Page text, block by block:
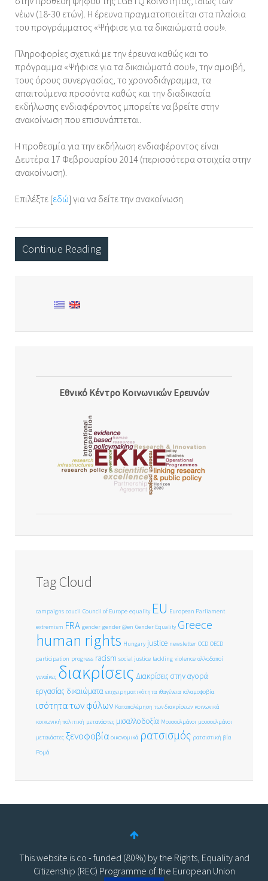
νέων (18-30 ετών). Η έρευνα πραγματοποιείται στα πλαίσια
του προγράμματος «Ψήφισε για τα δικαιώματά σου!».
Πληροφορίες σχετικά με την έρευνα καθώς και το
πρόγραμμα «Ψήφισε για τα δικαιώματά σου!», την αμοιβή,
τους όρους συνεργασίας, το χρονοδιάγραμμα, τα
απαιτούμενα προσόντα καθώς και την διαδικασία
εκδήλωσης ενδιαφέροντος μπορείτε να βρείτε στην
ανακοίνωση που επισυνάπτεται.
Η προθεσμία για την εκδήλωση ενδιαφέροντος είναι
Δευτέρα 17 Φεβρουαρίου 2014 (περισσότερα στοιχεία στην
ανακοίνωση).
Επιλέξτε [εδώ] για να δείτε την ανακοίνωση
Continue Reading
Εθνικό Κέντρο Κοινωνικών Ερευνών
Tag Cloud
campaigns coucil Council of Europe equality EU European Parliament
extremism FRA gender gender @en Gender Equality Greece
human rights Hungary justice newsletter OCD OECD
participation progress racism social justice tackling violence αλλοδαποί
γυναίκες διακρίσεις Διακρίσεις στην αγορά
εργασίας δικαιώματα επιχειρηματικότητα ιθαγένεια ισλαμοφοβία
ισότητα των φύλων Καταπολέμηση των διακρίσεων κοινωνικά
κοινωνική πολιτική μετανάστες μισαλλοδοξία Μουσουλμάνοι μουσουλμάνοι
μετανάστες ξενοφοβία οικονομικά ρατσισμός ρατσιστική βία
Ρομά
This website is co - funded (80%) by the Rights, Equality and
Citizenship (REC) Programme of the European Union